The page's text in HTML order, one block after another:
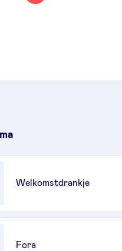
Academy
Welkomstdrankje
Fora